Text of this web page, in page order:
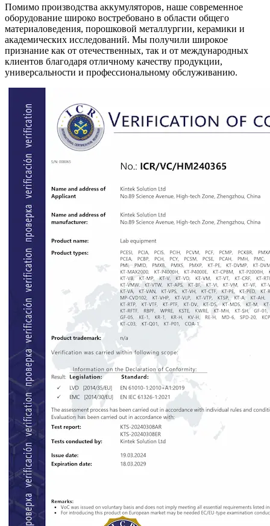
Помимо производства аккумуляторов, наше современное
оборудование широко востребовано в области общего
материаловедения, порошковой металлургии, керамики и
академических исследований. Мы получили широкое
признание как от отечественных, так и от международных
клиентов благодаря отличному качеству продукции,
универсальности и профессиональному обслуживанию.